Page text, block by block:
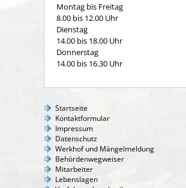
Montag bis Freitag
8.00 bis 12.00 Uhr
Dienstag
14.00 bis 18.00 Uhr
Donnerstag
14.00 bis 16.30 Uhr
Startseite
Kontaktformular
Impressum
Datenschutz
Werkhof und Mängelmeldung
Behördenwegweiser
Mitarbeiter
Lebenslagen